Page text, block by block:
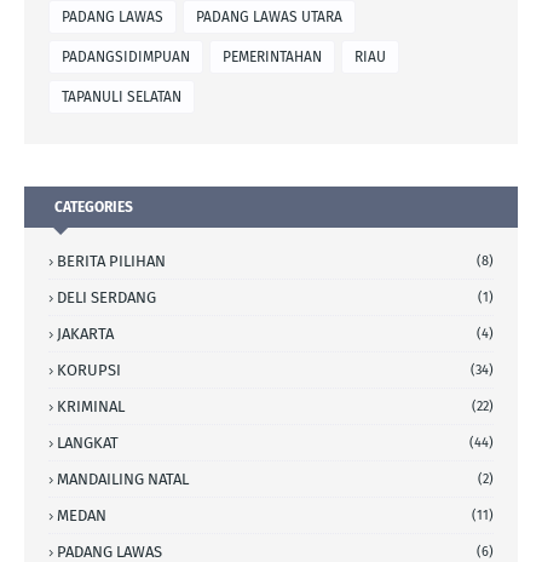
PADANG LAWAS PADANG LAWAS UTARA
PADANGSIDIMPUAN PEMERINTAHAN RIAU
TAPANULI SELATAN
CATEGORIES
BERITA PILIHAN (8)
DELI SERDANG (1)
JAKARTA (4)
KORUPSI (34)
KRIMINAL (22)
LANGKAT (44)
MANDAILING NATAL (2)
MEDAN (11)
PADANG LAWAS (6)